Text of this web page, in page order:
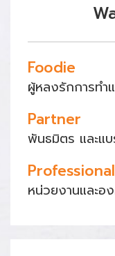
Foodie
ผู้หลงรักการทำ
Partner
พันธมิตร และแ
หน่วยงานและอ